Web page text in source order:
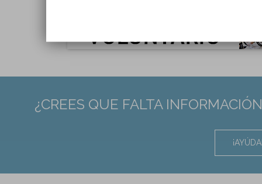
¿CREES QUE FALTA